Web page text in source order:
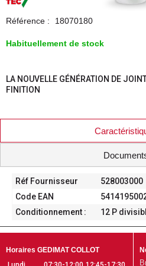
Référence : 18070180
Habituellement de stock
LA NOUVELLE GÉNÉRATION DE
FINITION
Réf Fournisseur
528003000
Code EAN
Conditionnement :
12 P
Horaires GEDIMAT COLLOT